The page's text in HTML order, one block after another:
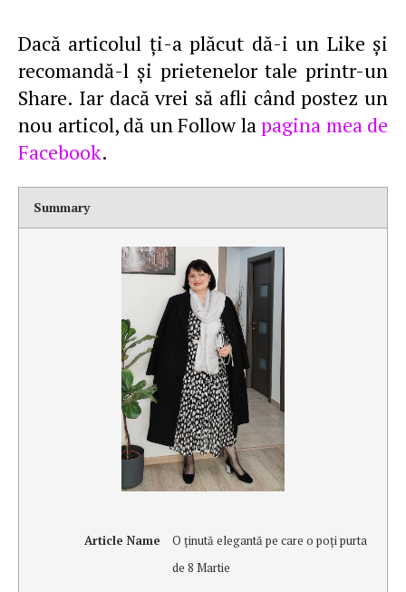
Dacă articolul ţi-a plăcut dă-i un Like şi
recomandă-l şi prietenelor tale printr-un
Share. Iar dacă vrei să afli când postez un
nou articol, dă un Follow lapagina mea de
Facebook.
Summary
Article Name
O ţinută elegantă pe care o poţi purta
de 8 Martie